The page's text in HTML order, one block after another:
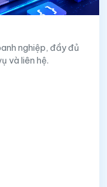
nghiệp, đầy đủ
và liên hệ.